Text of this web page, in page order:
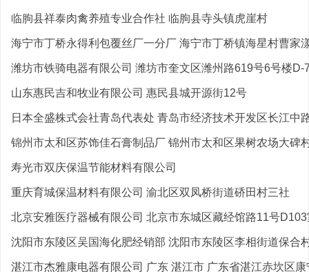
临朐县祥泰肉禽养殖专业合作社 临朐县寺头镇虎崖村
海宁市丁桥永得利包覆丝厂一分厂 海宁市丁桥镇海星村曹家
潍坊市铁骑电器有限公司 潍坊市奎文区潍州路619号6号楼D-
山东惠民吉和牧业有限公司 惠民县城开源街12号
日本全盛株式会社青岛代表处 青岛市经济技术开发区长江中
锦州市太和区苏饰佳石膏制品厂 锦州市太和区果树农场大碑
寿光市双庆保温节能材料有限公司
重庆育城保温材料有限公司 渝北区双凤桥街道硚田村三社
北京安雅医疗器械有限公司 北京市东城区藏经馆路11号D103
沈阳市东陵区吴国海化肥经销部 沈阳市东陵区李相街道保合
湛江市杰雅康电器有限公司 广东 湛江市 广东省湛江赤坎区康